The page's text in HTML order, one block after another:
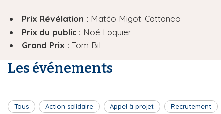
Prix Révélation : Matéo Migot-Cattaneo
Prix du public : Noé Loquier
Grand Prix : Tom Bil
Les événements
Tous Action solidaire Appel à projet Recrutement